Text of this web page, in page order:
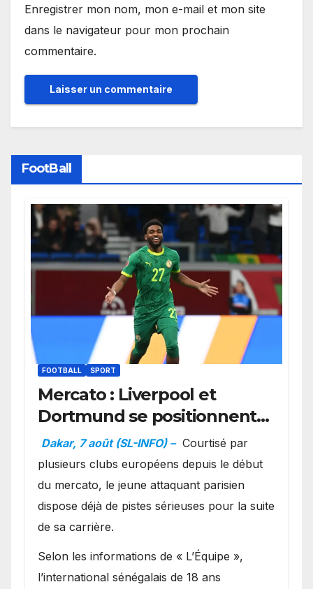
Enregistrer mon nom, mon e-mail et mon site
dans le navigateur pour mon prochain
commentaire.
FootBall
FOOTBALL SPORT
Mercato : Liverpool et
Dortmund se positionnent
en favoris pour recruter
Ibrahim Mbaye
Dakar, 7 août (SL-INFO) – Courtisé par
plusieurs clubs européens depuis le début
du mercato, le jeune attaquant parisien
dispose déjà de pistes sérieuses pour la suite
de sa carrière.
Selon les informations de « L’Équipe »,
l’international sénégalais de 18 ans